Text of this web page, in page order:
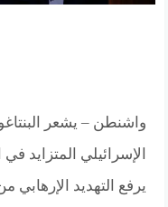
واشنطن – يشعر
الإسرائيلي المتزايد
يرفع التهديد